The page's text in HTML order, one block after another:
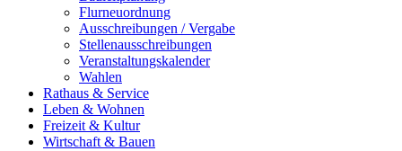
Flurneuordnung
Ausschreibungen / Vergabe
Stellenausschreibungen
Veranstaltungskalender
Wahlen
Rathaus & Service
Leben & Wohnen
Freizeit & Kultur
Wirtschaft & Bauen